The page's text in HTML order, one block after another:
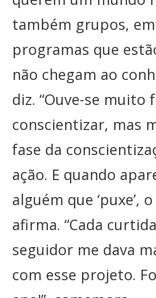
também grupos,
programas que
não chegam ao
diz. “Ouve-se muito
conscientizar, mas
fase da
ação. E quando
alguém que ‘puxe’,
afirma. “Cada
seguidor me dava
com esse projeto.